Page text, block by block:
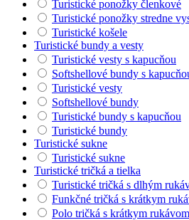
Turistické ponožky členkové
Turistické ponožky stredne
Turistické košele
Turistické bundy a vesty
Turistické vesty s kapucňou
Softshellové bundy s
Turistické vesty
Softshellové bundy
Turistické bundy s kapucňou
Turistické bundy
Turistické sukne
Turistické sukne
Turistické tričká a tielka
Turistické tričká s dlhým
Funkčné tričká s krátkym
Polo tričká s krátkym rukávom